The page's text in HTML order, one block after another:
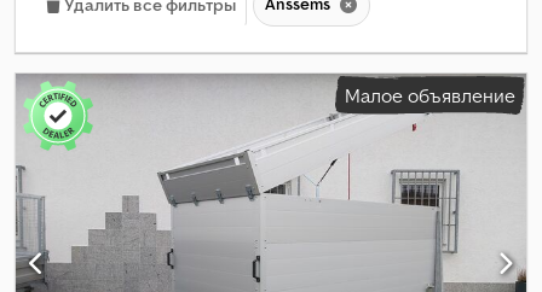
Удалить все фильтры
Малое объявление